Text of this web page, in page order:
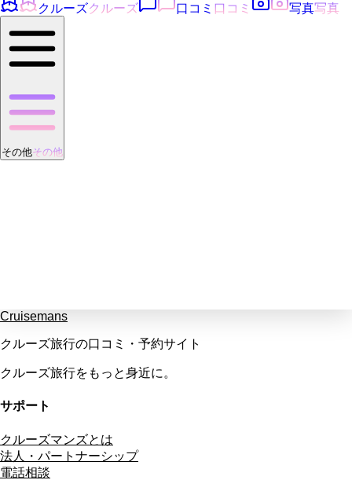
クルーズクルーズ 口コミ 口コミ 写真写真
その他その他
Cruisemans
クルーズ旅行の口コミ・予約サイト
クルーズ旅行をもっと身近に。
サポート
クルーズマンズとは
法人・パートナーシップ
電話相談